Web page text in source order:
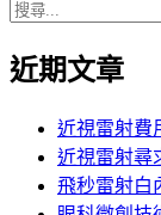
近期文章
近視雷射費
近視雷射尋
飛秒雷射白